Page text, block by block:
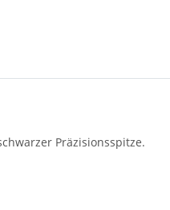
Präzisionsspitze.